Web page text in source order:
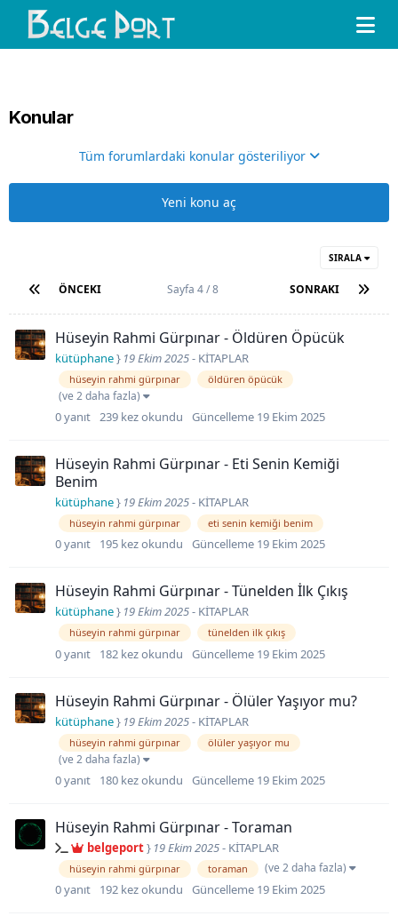
Konular
Tüm forumlardaki konular gösteriliyor
Yeni konu aç
SIRALA
ÖNCEKI SONRAKI
Sayfa 4 / 8
Hüseyin Rahmi Gürpınar - Öldüren Öpücük
kütüphane} 19 Ekim 2025- KİTAPLAR
hüseyin rahmi gürpınar öldüren öpücük
(ve 2 daha fazla)
0yanıt 239 kez okundu Güncelleme 19 Ekim 2025
Hüseyin Rahmi Gürpınar - Eti Senin Kemiği
Benim
kütüphane} 19 Ekim 2025- KİTAPLAR
hüseyin rahmi gürpınar eti senin kemiği benim
0yanıt 195 kez okundu Güncelleme 19 Ekim 2025
Hüseyin Rahmi Gürpınar - Tünelden İlk Çıkış
kütüphane} 19 Ekim 2025- KİTAPLAR
hüseyin rahmi gürpınar tünelden i̇lk çıkış
0yanıt 182 kez okundu Güncelleme 19 Ekim 2025
Hüseyin Rahmi Gürpınar - Ölüler Yaşıyor mu?
kütüphane} 19 Ekim 2025- KİTAPLAR
hüseyin rahmi gürpınar ölüler yaşıyor mu
(ve 2 daha fazla)
0yanıt 180 kez okundu Güncelleme 19 Ekim 2025
Hüseyin Rahmi Gürpınar - Toraman
belgeport} 19 Ekim 2025- KİTAPLAR
hüseyin rahmi gürpınar toraman (ve 2 daha fazla)
0yanıt 192 kez okundu Güncelleme 19 Ekim 2025